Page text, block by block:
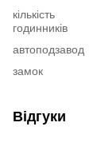
кількість
годинників
автоподзавод
замок
Відгуки